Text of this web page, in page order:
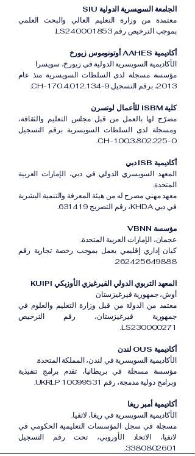
الجامعة السويسرية الدولية SIU
معتمدة من وزارة التعليم العالي والبحث العلمي
بموجب الترخيص رقم LS240001853.
أكاديمية AAHES أوتونوموس زيورخ
الأكاديمية السويسرية الدولية في زيورخ، سويسرا
مؤسسة مسجلة لدى السلطات السويسرية منذ عام
2013، برقم التسجيل CH-170.4.012.134-9.
كلية ISBM للأعمال لوتسرن
مصرّح لها بالعمل من قبل مجلس التعليم والثقافة،
ومسجلة لدى السلطات السويسرية برقم التسجيل
CH-100.3.802.225-0.
أكاديمية ISB دبي
المعهد السويسري الدولي في دبي، الإمارات العربية
المتحدة.
معهد مهني مصرح له من هيئة المعرفة والتنمية البشرية
في دبي KHDA، رقم التصريح 631419.
مؤسسة VBNN
عجمان، الإمارات العربية المتحدة.
كيان إداري إقليمي يعمل بموجب رخصة تجارية رقم
262425649888.
المعهد التربوي الدولي القيرغيزي الأوزبكي KUIPI
أوش، جمهورية قيرغيزستان
معتمد من الدولة من قبل وزارة التعليم والعلوم في
جمهورية قيرغيزستان، رقم الترخيص
LS230000271.
أكاديمية OUS لندن
الأكاديمية السويسرية في لندن، المملكة المتحدة.
مؤسسة مسجلة في بريطانيا، تقدم برامج تنفيذية
وبرامج دولية مدمجة، رقم UKRLP 10099531.
أكاديمية أمبر ريغا
الأكاديمية السويسرية في ريغا، لاتفيا.
مسجلة في سجل المؤسسات التعليمية الحكومي في
لاتفيا، الاتحاد الأوروبي، تحت رقم التسجيل
3380802601.